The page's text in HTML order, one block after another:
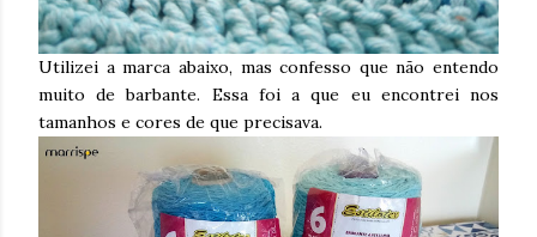
Utilizei a marca abaixo, mas confesso que não entendo
muito de barbante. Essa foi a que eu encontrei nos
tamanhos e cores de que precisava.